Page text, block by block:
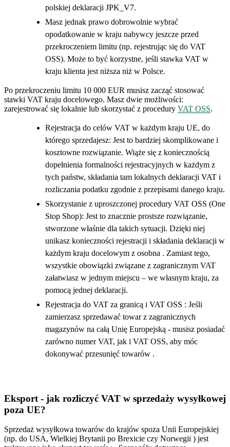
polskiej deklaracji JPK_V7.
Masz jednak prawo dobrowolnie wybrać
opodatkowanie w kraju nabywcy jeszcze przed
przekroczeniem limitu (np. rejestrując się do VAT
OSS). Może to być korzystne, jeśli stawka VAT w
kraju klienta jest niższa niż w Polsce.
Po przekroczeniu limitu 10 000 EUR musisz zacząć stosować
stawki VAT kraju docelowego. Masz dwie możliwości:
zarejestrować się lokalnie lub skorzystać z procedury VAT OSS.
Rejestracja do celów VAT w każdym kraju UE, do
którego sprzedajesz: Jest to bardziej skomplikowane i
kosztowne rozwiązanie. Wiąże się z koniecznością
dopełnienia formalności rejestracyjnych w każdym z
tych państw, składania tam lokalnych deklaracji VAT i
rozliczania podatku zgodnie z przepisami danego kraju.
Skorzystanie z uproszczonej procedury VAT OSS (One
Stop Shop): Jest to znacznie prostsze rozwiązanie,
stworzone właśnie dla takich sytuacji. Dzięki niej
unikasz konieczności rejestracji i składania deklaracji w
każdym kraju docelowym z osobna . Zamiast tego,
wszystkie obowiązki związane z zagranicznym VAT
załatwiasz w jednym miejscu – we własnym kraju, za
pomocą jednej deklaracji.
Rejestracja do VAT za granicą i VAT OSS : Jeśli
zamierzasz sprzedawać towar z zagranicznych
magazynów na całą Unię Europejską - musisz posiadać
zarówno numer VAT, jak i VAT OSS, aby móc
dokonywać przesunięć towarów .
Eksport - jak rozliczyć VAT w sprzedaży wysyłkowej
poza UE?
Sprzedaż wysyłkowa towarów do krajów spoza Unii Europejskiej
(np. do USA, Wielkiej Brytanii po Brexicie czy Norwegii ) jest